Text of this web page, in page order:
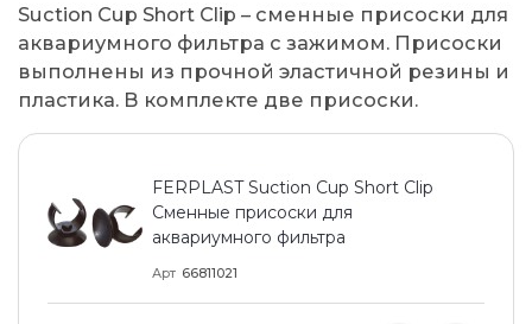
Suction Cup Short Clip – сменные присоски для
аквариумного фильтра с зажимом. Присоски
выполнены из прочной эластичной резины и
пластика. В комплекте две присоски.
FERPLAST Suction Cup Short Clip
Сменные присоски для
аквариумного фильтра
Арт 66811021